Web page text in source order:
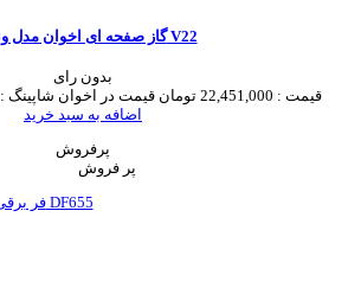
گاز صفحه ای اخوان مدل ونوس V22
بدون رای
قیمت : 22,451,000 تومان قیمت در اخوان شاپینگ :
اضافه به سبد خرید
پرفروش